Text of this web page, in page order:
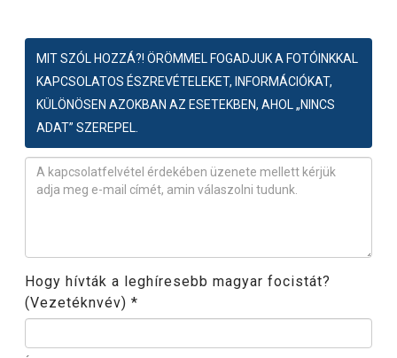
MIT SZÓL HOZZÁ?! ÖRÖMMEL FOGADJUK A FOTÓINKKAL
KAPCSOLATOS ÉSZREVÉTELEKET, INFORMÁCIÓKAT,
KÜLÖNÖSEN AZOKBAN AZ ESETEKBEN, AHOL „NINCS
ADAT” SZEREPEL.
Hogy hívták a leghíresebb magyar focistát?
(Vezetéknvév) *